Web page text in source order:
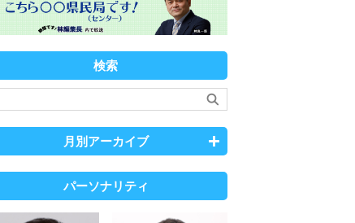
検索
月別アーカイブ
パーソナリティ